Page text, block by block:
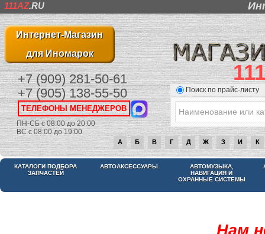
111AZ.RU
Интернет-Магазин
для Иномарок
+7 (909) 281-50-61
+7 (905) 138-55-50
ТЕЛЕФОНЫ МЕНЕДЖЕРОВ
ПН-СБ с 08:00 до 20:00
ВС с 08:00 до 19:00
Поиск по прайс-листу
А Б В Г Д Ж З И К
КАТАЛОГИ ПОДБОРА
ЗАПЧАСТЕЙ
АВТОАКСЕССУАРЫ
АВТОМУЗЫКА,
НАВИГАЦИЯ И
ОХРАННЫЕ СИСТЕМЫ
Нам